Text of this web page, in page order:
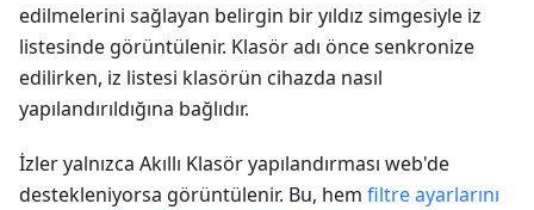
edilmelerini sağlayan belirgin bir yıldız simgesiyle iz
listesinde görüntülenir. Klasör adı önce senkronize
edilirken, iz listesi klasörün cihazda nasıl
yapılandırıldığına bağlıdır.
İzler yalnızca Akıllı Klasör yapılandırması web'de
destekleniyorsa görüntülenir. Bu, hem filtre ayarlarını